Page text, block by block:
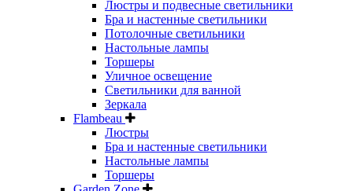
Люстры и подвесные светильники
Бра и настенные светильники
Потолочные светильники
Настольные лампы
Торшеры
Уличное освещение
Светильники для ванной
Зеркала
Flambeau
Люстры
Бра и настенные светильники
Настольные лампы
Торшеры